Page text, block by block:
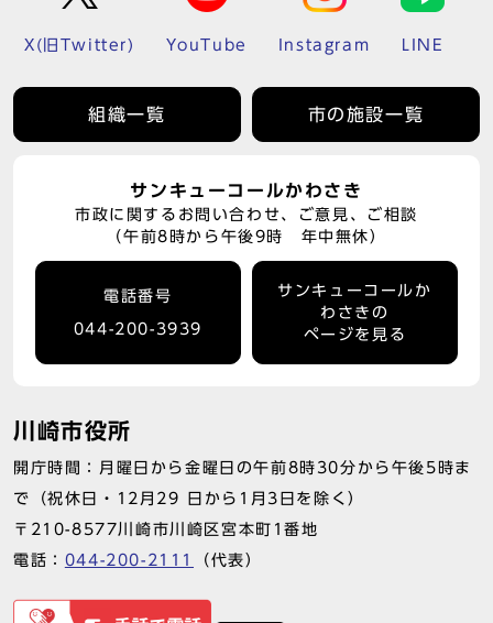
X(旧Twitter) YouTube Instagram LINE
組織一覧 市の施設一覧
サンキューコールかわさき
市政に関するお問い合わせ、ご意見、ご相談
（午前8時から午後9時 年中無休）
電話番号
044-200-3939
サンキューコールか
わさきの
ページを見る
川崎市役所
開庁時間：月曜日から金曜日の午前8時30分から午後5時ま
で（祝休日・12月29 日から1月3日を除く）
〒210-8577川崎市川崎区宮本町1番地
電話： 044-200-2111 （代表）